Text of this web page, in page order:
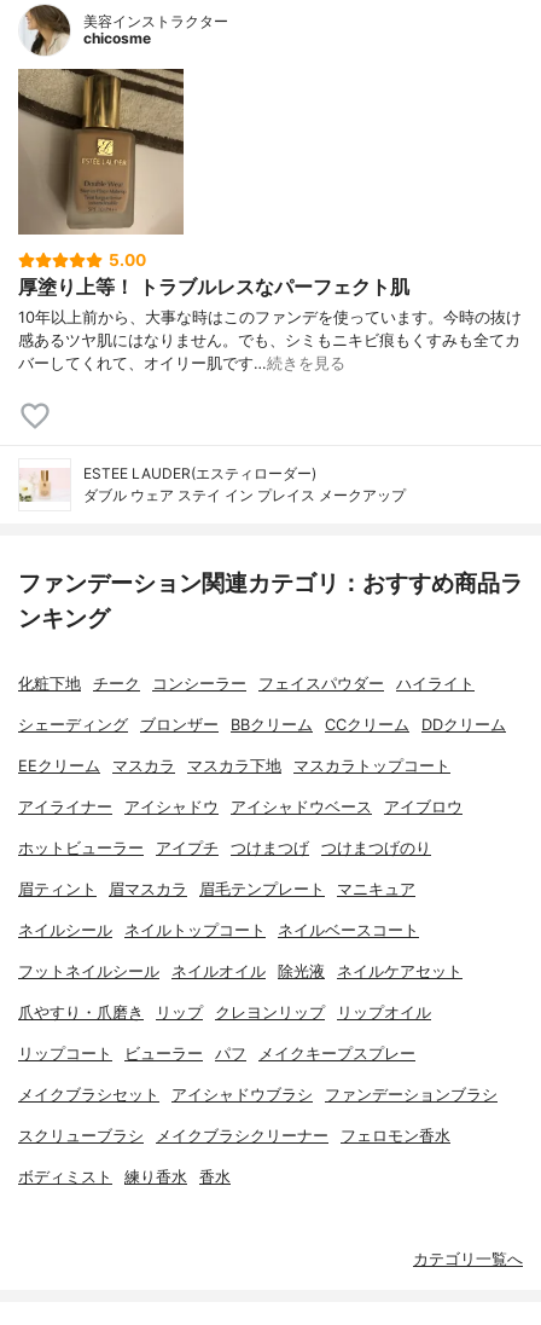
美容インストラクター
chicosme
5.00
厚塗り上等！ トラブルレスなパーフェクト肌
10年以上前から、大事な時はこのファンデを使っています。今時の抜け
感あるツヤ肌にはなりません。でも、シミもニキビ痕もくすみも全てカ
バーしてくれて、オイリー肌です…続きを見る
ESTEE LAUDER(エスティローダー)
ダブル ウェア ステイ イン プレイス メークアップ
ファンデーション関連カテゴリ：おすすめ商品ラ
ンキング
化粧下地 チーク コンシーラー フェイスパウダー ハイライト
シェーディング ブロンザー BBクリーム CCクリーム DDクリーム
EEクリーム マスカラ マスカラ下地 マスカラトップコート
アイライナー アイシャドウ アイシャドウベース アイブロウ
ホットビューラー アイプチ つけまつげ つけまつげのり
眉ティント 眉マスカラ 眉毛テンプレート マニキュア
ネイルシール ネイルトップコート ネイルベースコート
フットネイルシール ネイルオイル 除光液 ネイルケアセット
爪やすり・爪磨き リップ クレヨンリップ リップオイル
リップコート ビューラー パフ メイクキープスプレー
メイクブラシセット アイシャドウブラシ ファンデーションブラシ
スクリューブラシ メイクブラシクリーナー フェロモン香水
ボディミスト 練り香水 香水
カテゴリ一覧へ